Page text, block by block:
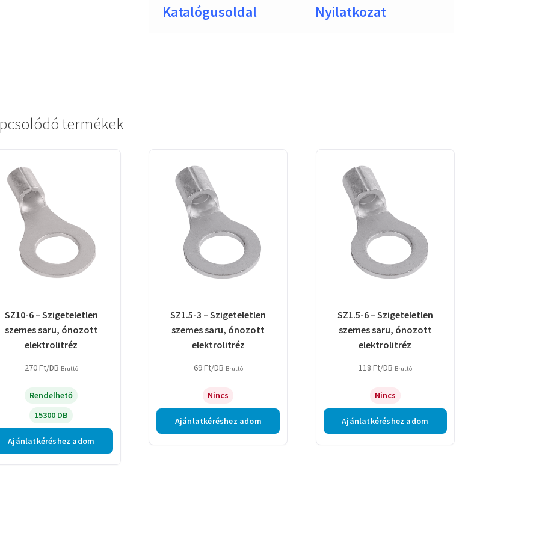
Katalógusoldal Nyilatkozat
termékek
SZ10-6 – Szigeteletlen
szemes saru, ónozott
elektrolitréz
270Ft/DB Bruttó
Rendelhető
15300 DB
Ajánlatkéréshez adom
SZ1.5-3 – Szigeteletlen
szemes saru, ónozott
elektrolitréz
69Ft/DB Bruttó
Nincs
Ajánlatkéréshez adom
SZ1.5-6 – Szigeteletlen
szemes saru, ónozott
elektrolitréz
118 Ft/DB Bruttó
Nincs
Ajánlatkéréshez adom